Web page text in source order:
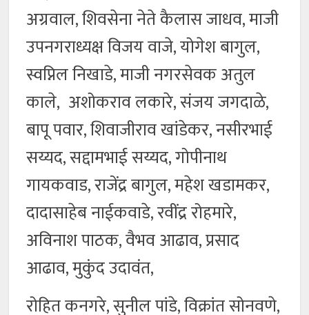
अग्रवाल, शिवसेना नेते कैलास जाधव, माजी
उपनगराध्यक्ष विजय वाजे, योगेश बागुल,
स्वप्निल निखाडे, माजी नगरसेवक अतुल
काले, अशोकराव लकारे, संजय जगदाळे,
बापू पवार, शिवाजीराव खांडेकर, नसीरभाई
सय्यद, सद्दामभाई सय्यद, गोपीनाथ
गायकवाड, राजेंद्र बागुल, महेश खडामकर,
दादासाहेब नाईकवाडे, रवींद्र रोहमारे,
अविनाश पाठक, वैभव आढाव, प्रसाद
आढाव, मुकुंद उदावंत,
रोहित कनगरे, सुनील पांडे, विक्रांत सोनवणे,